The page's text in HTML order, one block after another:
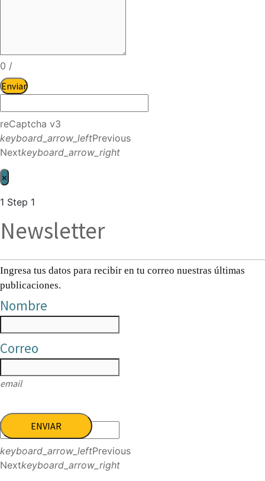
0 /
Enviar
reCaptcha v3
keyboard_arrow_leftPrevious
Nextkeyboard_arrow_right
×
1 Step 1
Newsletter
Ingresa tus datos para recibir en tu correo nuestras últimas
publicaciones.
Nombre
Correo
email
ENVIAR
keyboard_arrow_leftPrevious
Nextkeyboard_arrow_right